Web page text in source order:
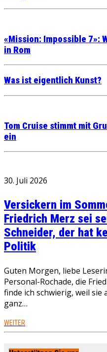
«Mission: Impossible 7»:
in Rom
Was ist eigentlich Kunst?
Tom Cruise stimmt mit
ein
30. Juli 2026
Versickern im
Friedrich Merz sei
Schneider, der hat
Politik
Guten Morgen, liebe
Personal-Rochade, die
finde ich schwierig, weil
ganz…
WEITER